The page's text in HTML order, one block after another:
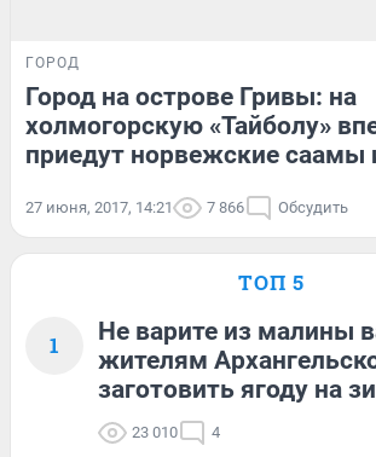
ГОРОД
Город на острове Гривы: на
холмогорскую «Тайболу»
приедут норвежские саамы
27 июня, 2017, 14:21 7 866 Обсудить
ТОП 5
1
Не варите из малины
жителям
заготовить ягоду на
23 010 4